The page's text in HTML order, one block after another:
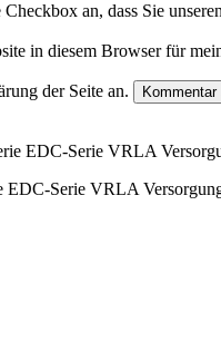
an, dass Sie
in diesem Browser für
der Seite an.
Serie VRLA